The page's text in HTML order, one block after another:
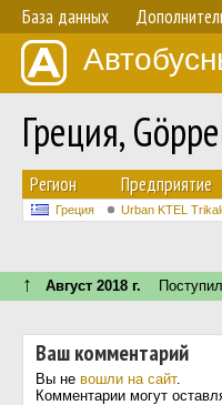
База данных
Греция,
Регион Предприятие
Греция Urban KTEL
↑ Август 2018 г. Поступил
Ваш комментарий
Вы не вошли на сайт.
Комментарии могут